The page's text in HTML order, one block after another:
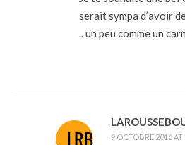
serait sympa d’avoir
.. un peu comme un
9 OCTOBRE 2016 AT